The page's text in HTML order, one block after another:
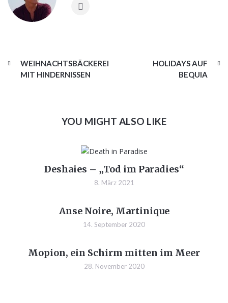
WEIHNACHTSBÄCKEREI
MIT HINDERNISSEN
HOLIDAYS AUF
BEQUIA
YOU MIGHT ALSO LIKE
Deshaies – „Tod im Paradies“
8. März 2021
Anse Noire, Martinique
14. September 2020
Mopion, ein Schirm mitten im Meer
28. November 2020